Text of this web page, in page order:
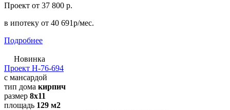
Проект от 37 800 р.
в ипотеку от 40 691р/мес.
Подробнее
Новинка
Проект Н-76-694
с мансардой
тип дома кирпич
размер 8x11
площадь 129 м2